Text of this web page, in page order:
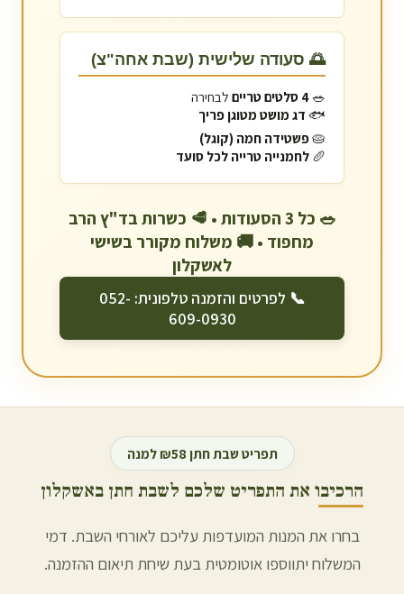
🌅 סעודה שלישית (שבת אחה"צ)
🥗 4 סלטים טריים
לבחירה
🐟 דג מושט מטוגן פריך
🥧פשטידה חמה (קוגל)
🥖 לחמנייה טרייה לכל סועד
🥗 כל 3 הסעודות • 🥩 כשרות בד"ץ הרב
מחפוד • 🚚 משלוח מקורר בשישי
לאשקלון
📞 לפרטים והזמנה טלפונית: 052-
609-0930
תפריט שבת חתן ₪58 למנה
הרכיבו את התפריט שלכם לשבת חתן באשקלון
בחרו את המנות המועדפות עליכם לאורחי השבת. דמי
המשלוח יתווספו אוטומטית בעת שיחת תיאום ההזמנה.